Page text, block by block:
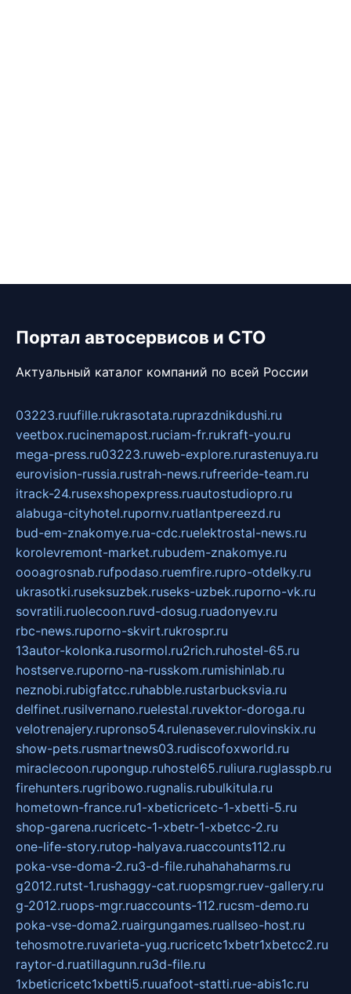
Портал автосервисов и СТО
Актуальный каталог компаний по всей России
03223.ruufille.rukrasotata.ruprazdnikdushi.ru
veetbox.rucinemapost.ruciam-fr.rukraft-you.ru
mega-press.ru03223.ruweb-explore.rurastenuya.ru
eurovision-russia.rustrah-news.rufreeride-team.ru
itrack-24.rusexshopexpress.ruautostudiopro.ru
alabuga-cityhotel.rupornv.ruatlantpereezd.ru
bud-em-znakomye.rua-cdc.ruelektrostal-news.ru
korolevremont-market.rubudem-znakomye.ru
oooagrosnab.rufpodaso.ruemfire.rupro-otdelky.ru
ukrasotki.ruseksuzbek.ruseks-uzbek.ruporno-vk.ru
sovratili.ruolecoon.ruvd-dosug.ruadonyev.ru
rbc-news.ruporno-skvirt.rukrospr.ru
13autor-kolonka.rusormol.ru2rich.ruhostel-65.ru
hostserve.ruporno-na-russkom.rumishinlab.ru
neznobi.rubigfatcc.ruhabble.rustarbucksvia.ru
delfinet.rusilvernano.ruelestal.ruvektor-doroga.ru
velotrenajery.rupronso54.rulenasever.rulovinskix.ru
show-pets.rusmartnews03.rudiscofoxworld.ru
miraclecoon.rupongup.ruhostel65.ruliura.ruglasspb.ru
firehunters.rugribowo.rugnalis.rubulkitula.ru
hometown-france.ru1-xbeticricetc-1-xbetti-5.ru
shop-garena.rucricetc-1-xbetr-1-xbetcc-2.ru
one-life-story.rutop-halyava.ruaccounts112.ru
poka-vse-doma-2.ru3-d-file.ruhahahaharms.ru
g2012.rutst-1.rushaggy-cat.ruopsmgr.ruev-gallery.ru
g-2012.ruops-mgr.ruaccounts-112.rucsm-demo.ru
poka-vse-doma2.ruairgungames.ruallseo-host.ru
tehosmotre.ruvarieta-yug.rucricetc1xbetr1xbetcc2.ru
raytor-d.ruatillagunn.ru3d-file.ru
1xbeticricetc1xbetti5.ruuafoot-statti.rue-abis1c.ru